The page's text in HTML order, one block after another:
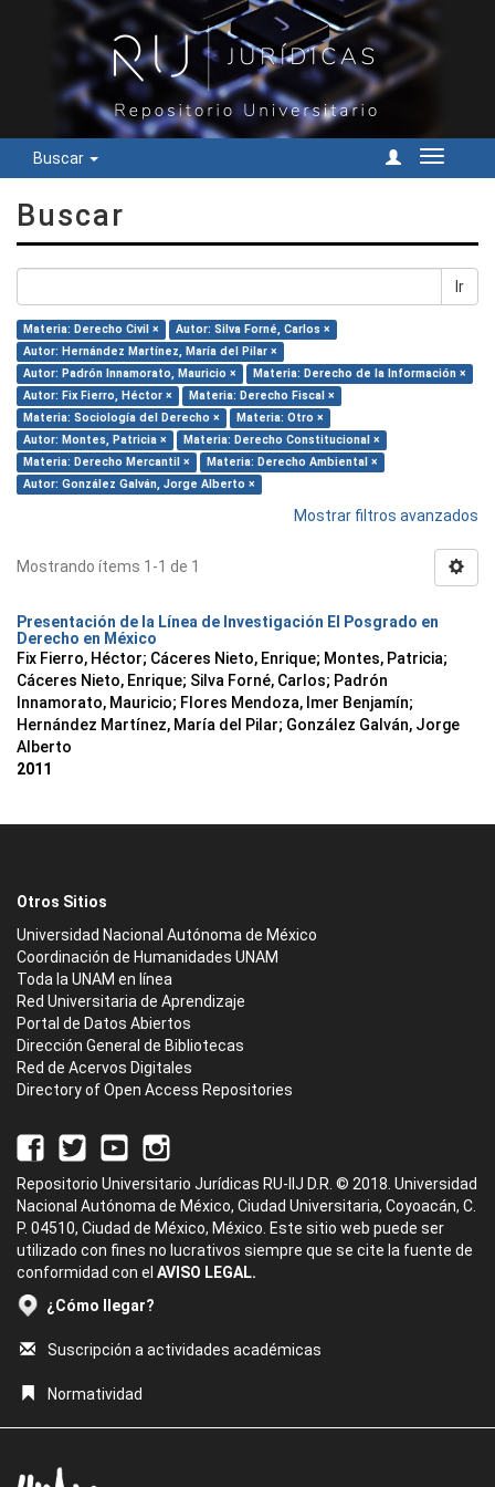
Buscar
Cambiar
Buscar
Ir
Materia: Derecho Civil ×
Autor: Silva Forné, Carlos ×
Autor: Hernández Martínez, María del Pilar ×
Autor: Padrón Innamorato, Mauricio ×
Materia: Derecho de la Información ×
Autor: Fix Fierro, Héctor ×
Materia: Derecho Fiscal ×
Materia: Sociología del Derecho ×
Materia: Otro ×
Autor: Montes, Patricia ×
Materia: Derecho Constitucional ×
Materia: Derecho Mercantil ×
Materia: Derecho Ambiental ×
Autor: González Galván, Jorge Alberto ×
Mostrar filtros avanzados
Mostrando ítems 1-1 de 1
Presentación de la Línea de Investigación El Posgrado en
Derecho en México
Fix Fierro, Héctor; Cáceres Nieto, Enrique; Montes, Patricia;
Cáceres Nieto, Enrique; Silva Forné, Carlos; Padrón
Innamorato, Mauricio; Flores Mendoza, Imer Benjamín;
Hernández Martínez, María del Pilar; González Galván, Jorge
Alberto
2011
Otros Sitios
Universidad Nacional Autónoma de México
Coordinación de Humanidades UNAM
Toda la UNAM en línea
Red Universitaria de Aprendizaje
Portal de Datos Abiertos
Dirección General de Bibliotecas
Red de Acervos Digitales
Directory of Open Access Repositories
Repositorio Universitario Jurídicas RU-IIJ D.R. © 2018. Universidad
Nacional Autónoma de México, Ciudad Universitaria, Coyoacán, C.
P. 04510, Ciudad de México, México. Este sitio web puede ser
utilizado con fines no lucrativos siempre que se cite la fuente de
conformidad con el AVISO LEGAL.
¿Cómo llegar?
Suscripción a actividades académicas
Normatividad